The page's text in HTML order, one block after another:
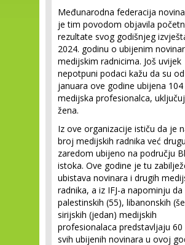
Međunarodna federacija
je tim povodom objavila
rezultate svog godišnjeg
2024. godinu o ubijenim
medijskim radnicima. Još uvijek
nepotpuni podaci kažu da su
januara ove godine ubijena 104
medijska profesionalca,
žena.
Iz ove organizacije ističu da je
broj medijskih radnika već
zaredom ubijeno na području
istoka. Ove godine je tu
ubistava novinara i drugih
radnika, a iz IFJ-a napominju da
palestinskih (55), libanonskih
sirijskih (jedan) medijskih
profesionalaca predstavljaju
svih ubijenih novinara u ovoj